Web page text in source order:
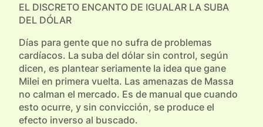
EL DISCRETO ENCANTO DE IGUALAR LA SUBA
DEL DÓLAR
Días para gente que no sufra de problemas
cardíacos. La suba del dólar sin control, según
dicen, es plantear seriamente la idea que gane
Milei en primera vuelta. Las amenazas de Massa
no calman el mercado. Es de manual que cuando
esto ocurre, y sin convicción, se produce el
efecto inverso al buscado.